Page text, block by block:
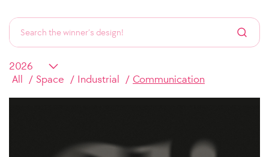
All Space Industrial Communication